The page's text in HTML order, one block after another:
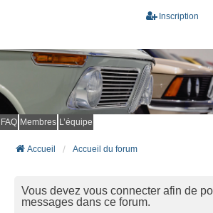
Inscription
FAQ Membres L’équipe
Accueil Accueil du forum
Vous devez vous connecter afin de
messages dans ce forum.